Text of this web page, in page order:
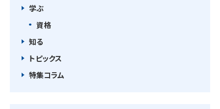
学ぶ
資格
知る
トピックス
特集コラム